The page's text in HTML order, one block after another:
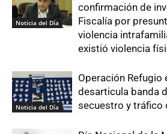
Noticia del Día
confirmación de
Fiscalía por
violencia
existió violencia
Noticia del Día
Operación Refugio
desarticula banda
secuestro y tráfico